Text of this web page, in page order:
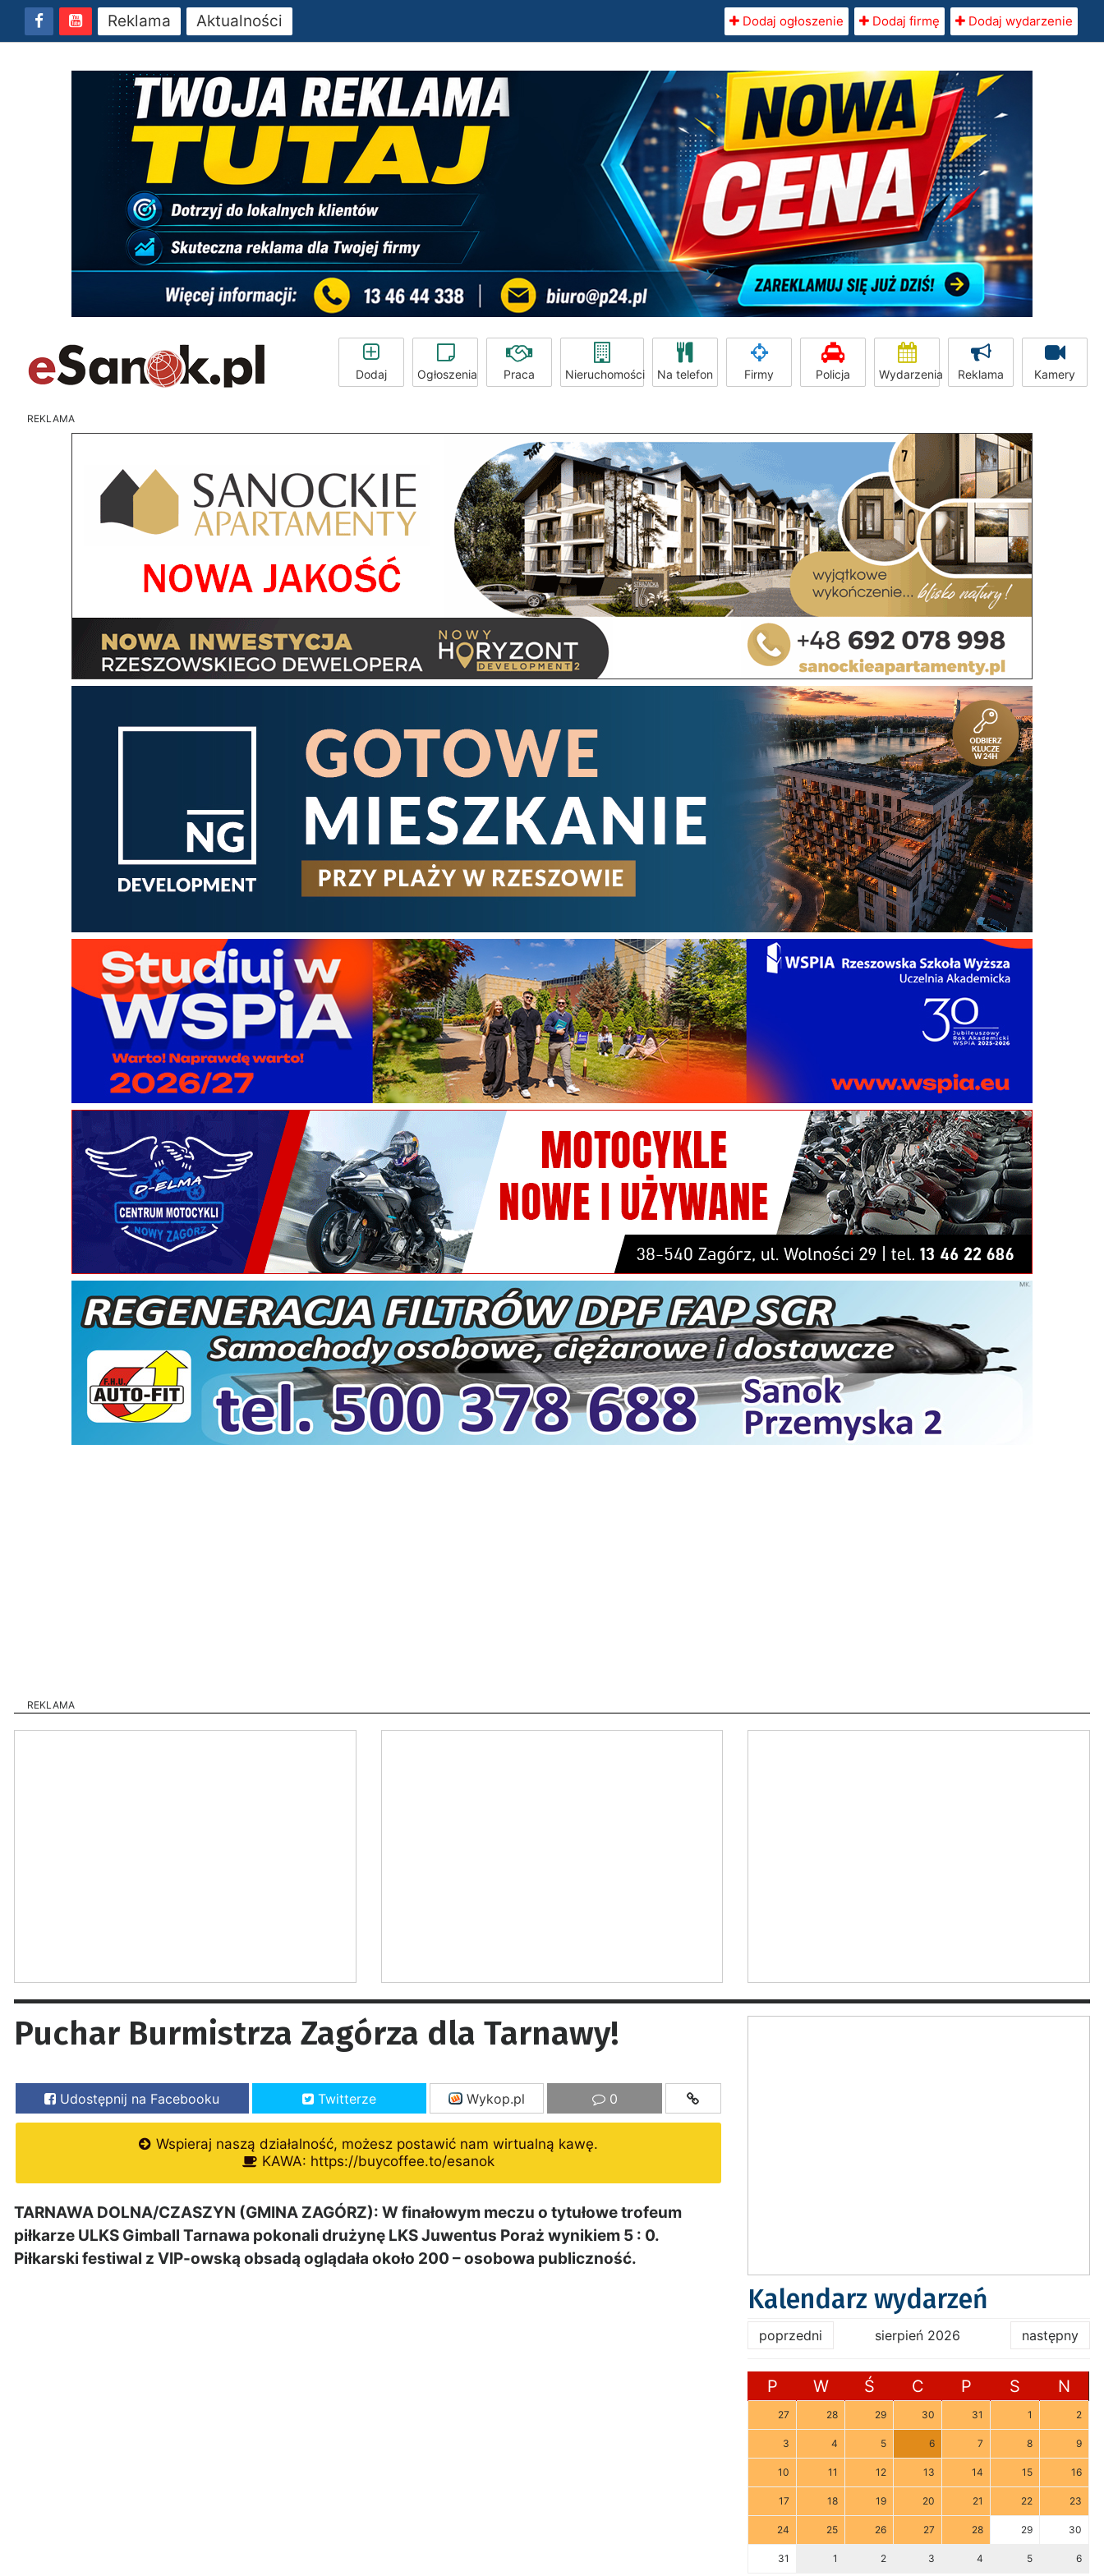
Reklama Aktualności Dodaj ogłoszenie Dodaj firmę Dodaj wydarzenie
Dodaj Ogłoszenia Praca Nieruchomości Na telefon Firmy Policja Wydarzenia Reklama Kamery
REKLAMA
REKLAMA
Puchar Burmistrza Zagórza dla Tarnawy!
Udostępnij na Facebooku Twitterze Wykop.pl 0
Wspieraj naszą działalność, możesz postawić nam wirtualną kawę.
KAWA: https://buycoffee.to/esanok
TARNAWA DOLNA/CZASZYN (GMINA ZAGÓRZ): W finałowym meczu o tytułowe trofeum
piłkarze ULKS Gimball Tarnawa pokonali drużynę LKS Juwentus Poraż wynikiem 5 : 0.
Piłkarski festiwal z VIP-owską obsadą oglądała około 200 – osobowa publiczność.
Kalendarz wydarzeń
poprzedni sierpień 2026 następny
P W Ś C P S N
27 28 29 30 31 1 2
3 4 5 6 7 8 9
10 11 12 13 14 15 16
17 18 19 20 21 22 23
24 25 26 27 28 29 30
31 1 2 3 4 5 6